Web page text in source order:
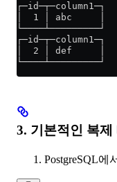
┌─id─┬─column1─┐
│  1 │ abc     │
└────┴─────────┘
┌─id─┬─column1─┐
│  2 │ def     │
└────┴─────────┘
3. 기본적인 복제
PostgreSQL에